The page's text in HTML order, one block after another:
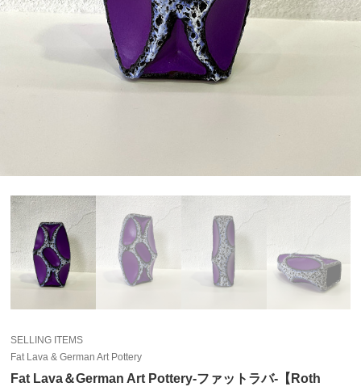
SELLING ITEMS
Fat Lava & German Art Pottery
Fat Lava＆German Art Pottery-ファットラバ-【Roth